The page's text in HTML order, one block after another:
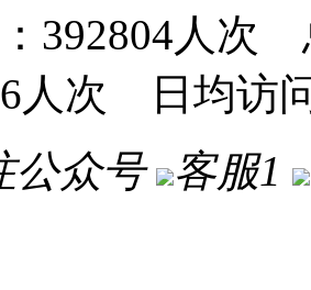
392804人次
人次 日均访
公众号
客服1